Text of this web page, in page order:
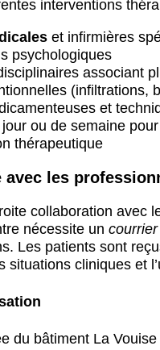
interventions
et infirmières
psychologiques
associant
(infiltrations,
et
ou de semaine
thérapeutique
avec les
collaboration avec
nécessite un
Les patients sont
situations cliniques et
du bâtiment La Vouise